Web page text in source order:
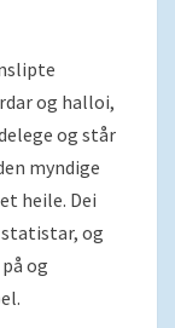
og halloi,
og står
myndige
heile. Dei
og
og